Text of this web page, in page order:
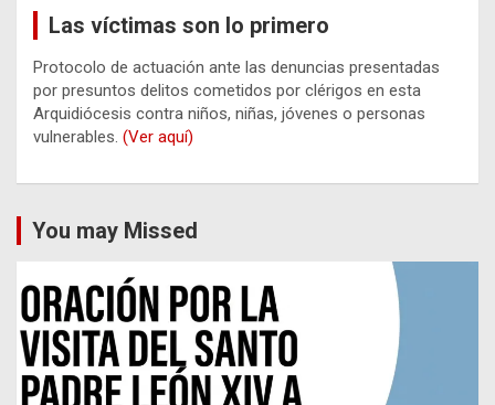
Las víctimas son lo primero
Protocolo de actuación ante las denuncias presentadas
por presuntos delitos cometidos por clérigos en esta
Arquidiócesis contra niños, niñas, jóvenes o personas
vulnerables. (Ver aquí)
You may Missed